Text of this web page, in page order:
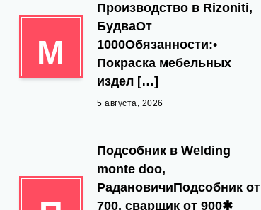
М
Производство в Rizoniti,
БудваОт
1000Обязанности:•
Покраска мебельных
издел […]
5 августа, 2026
Подсобник в Welding
monte doo,
РадановичиПодсобник от
700, сварщик от 900✱